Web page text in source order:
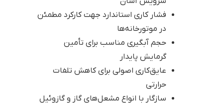
فشار کاری استاندارد جهت کارکرد مطمئن
در موتورخانه‌ها
حجم آبگیری مناسب برای تأمین
گرمایش پایدار
عایق‌کاری اصولی برای کاهش تلفات
حرارتی
سازگار با انواع مشعل‌های گاز و گازوئیل